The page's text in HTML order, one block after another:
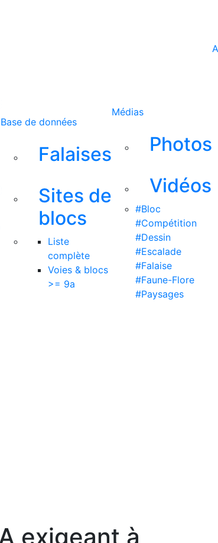
Base de données
Falaises
Sites de
blocs
Liste
complète
Voies & blocs
>= 9a
Médias
Photos
Vidéos
#Bloc
#Compétition
#Dessin
#Escalade
#Falaise
#Faune-Flore
#Paysages
exigeant à